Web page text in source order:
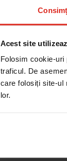
Acest site
Folosim cookie-
traficul. De
care folosiți site-ul
lor.